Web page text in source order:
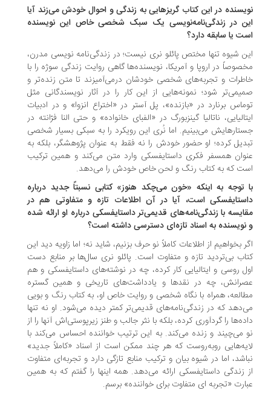
در این کتاب گریزهایی به زندگی و احوال خودش می‌زند آیا
در زندگی‌نامه‌نویسی یک سبک شخصی خاص این نویسنده
یا سابقه دارد؟
شیوه تنها مختص پائلو نری نیست؛ در زندگی‌نامه نویسی مدرن،
در اروپا و آمریکا، نویسنده‌ها گاهی روایت زندگی سوژه را با
و تجربه‌های شخصی خودشان درمی‌آمیزند تا متن زنده‌تر و
شود؛ نمونه‌هایی از این کار را در آثار نویسندگانی مثل
برنارد در «بازنده»، پل آستر در «اختراع انزوا» و در ادبیات
ناتالیا گینزبورگ در «الفبای خانواده» و حتی النا فرّانته در
می‌بینیم. اما نُری این رویکرد را به سبکی بسیار شخصی
کرده؛ او حضور خودش را نه فقط به عنوان پژوهشگر، بلکه به
همسفر فکری داستایفسکی وارد متن می‌کند و همین ترکیب
که به کتاب رنگ و لحن خاص خودش را می‌دهد.
توجه به اینکه «خون می‌چکد هنوز» کتابی نسبتاً جدید درباره
است، آیا در آن اطلاعات تازه و متفاوتی هم در
با زندگی‌نامه‌های قدیمی‌تر داستایفسکی درباره او ارائه شده
به اسناد تازه‌ای دسترسی داشته است؟
بخواهیم از اطلاعات کاملاً نو حرف بزنیم، شاید نه؛ اما زاویه دید این
بی‌تردید تازه و متفاوت است. پائلو نری سال‌ها بر منابع دست
روسی و ایتالیایی کار کرده، چه در نوشته‌های داستایفسکی و هم
چه در نقدها و یادداشت‌های تاریخی و همین گستره
همراه با نگاه شخصی و روایت خاص او، به کتاب رنگ و بویی
که در زندگی‌نامه‌های قدیمی‌تر کمتر دیده می‌شود. او نه تنها
را گردآوری کرده، بلکه با نثر جالب و طنز زیرپوستی‌اش آنها را از
می‌چیند و زنده می‌کند. به این ترتیب خواننده احساس می‌کند با
روبه‌روست که هر چند ممکن است از اسناد «کاملاً جدید»
اما در شیوه بیان و ترکیب منابع تازگی دارد و تجربه‌ای متفاوت
زندگی داستایفسکی ارائه می‌دهد. همه اینها را گفتم که به همین
«تجربه ای متفاوت برای خواننده» برسم.